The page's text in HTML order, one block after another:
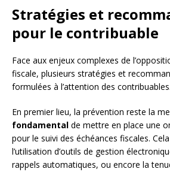
Stratégies et
pour le contribuable
Face aux enjeux complexes de
fiscale, plusieurs stratégies et
formulées à l’attention des contribuables.
En premier lieu, la prévention reste la
fondamental de mettre en place une
pour le suivi des échéances fiscales.
l’utilisation d’outils de gestion
rappels automatiques, ou encore la